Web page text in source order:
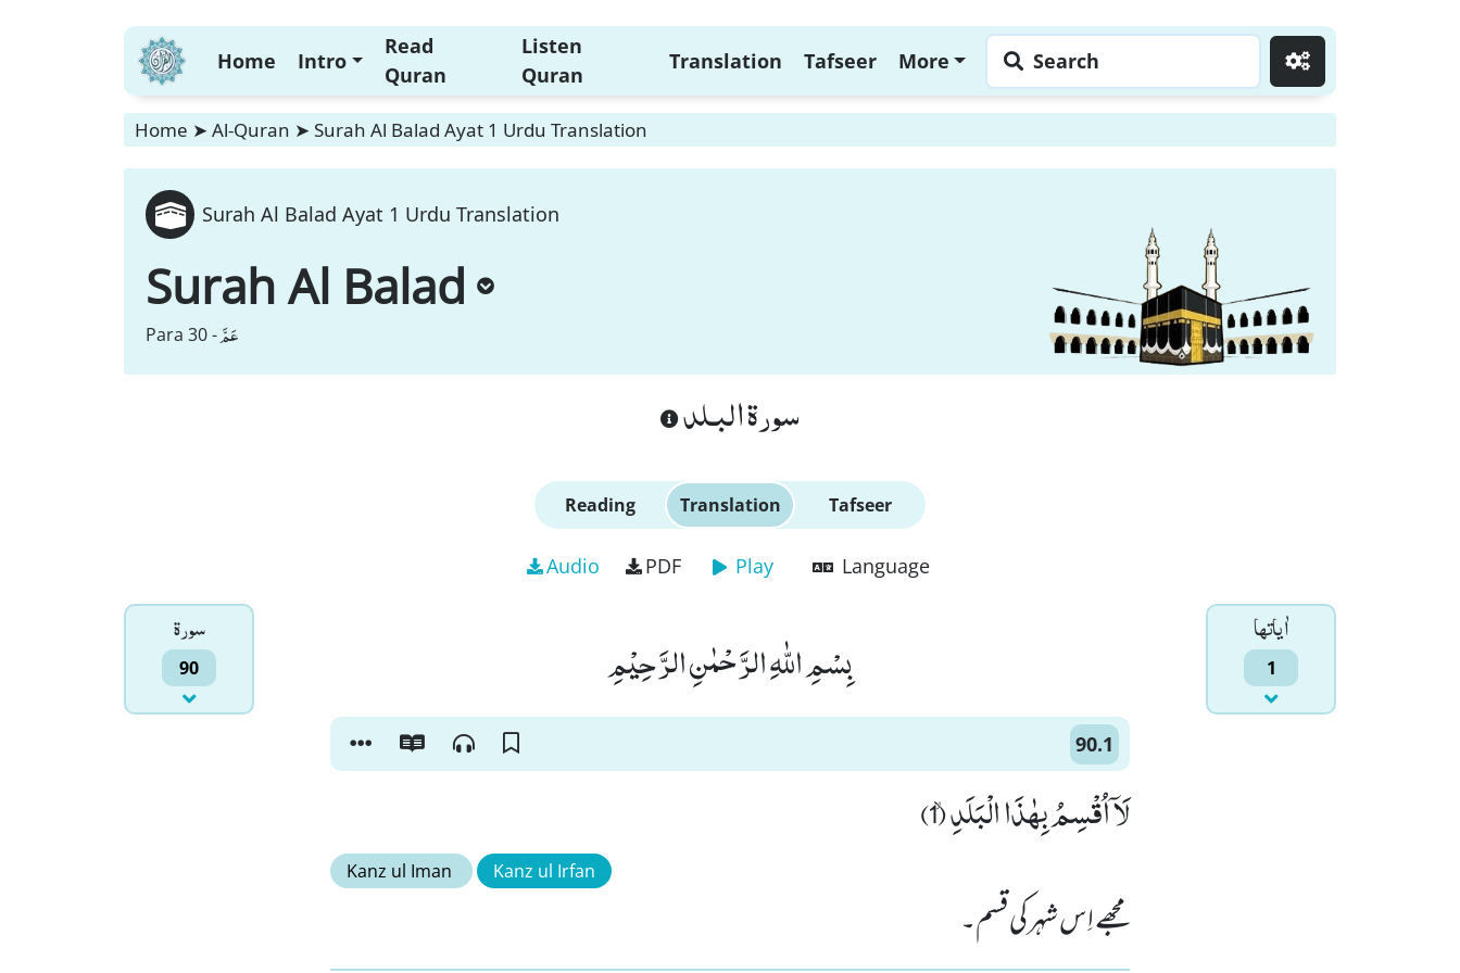
Home Intro
Read
Quran
Listen
Quran
Translation Tafseer More Search
Home ➤ Al-Quran ➤ Surah Al Balad Ayat 1 Urdu Translation
Surah Al Balad Ayat 1 Urdu Translation
Surah Al Balad
Para 30 -عَمَّ
سورة البـلد
Reading Translation Tafseer
Audio PDF Play Language
سورۃ
90
اٰياتها
1 بِسْمِ اللّٰهِ الرَّحْمٰنِ الرَّحِیْمِ
90.1
لَاۤ اُقْسِمُ بِهٰذَا الْبَلَدِۙ (1)
Kanz ul Iman Kanz ul Irfan
مجھے اِس شہر کی قسم۔